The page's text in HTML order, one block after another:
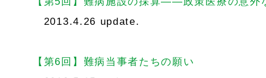
2013.4.26 update.
【第6回】難病当事者たちの願い